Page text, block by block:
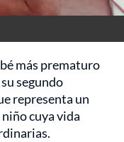
más prematuro
segundo
representa un
cuya vida